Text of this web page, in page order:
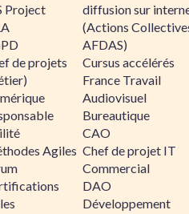
Project
de projets
Agiles
diffusion sur
(Actions
AFDAS)
Cursus accélérés
France Travail
Audiovisuel
Bureautique
CAO
Chef de projet IT
Commercial
DAO
Développement